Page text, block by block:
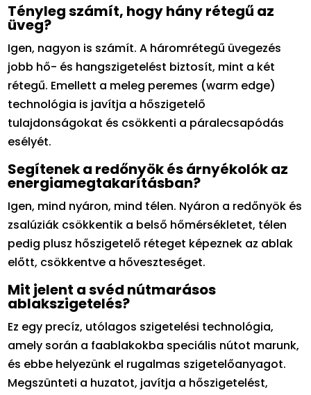
Tényleg számít, hogy hány rétegű az
üveg?
Igen, nagyon is számít. A háromrétegű üvegezés
jobb hő- és hangszigetelést biztosít, mint a két
rétegű. Emellett a meleg peremes (warm edge)
technológia is javítja a hőszigetelő
tulajdonságokat és csökkenti a páralecsapódás
esélyét.
Segítenek a redőnyök és árnyékolók az
energiamegtakarításban?
Igen, mind nyáron, mind télen. Nyáron a redőnyök és
zsalúziák csökkentik a belső hőmérsékletet, télen
pedig plusz hőszigetelő réteget képeznek az ablak
előtt, csökkentve a hőveszteséget.
Mit jelent a svéd nútmarásos
ablakszigetelés?
Ez egy precíz, utólagos szigetelési technológia,
amely során a faablakokba speciális nútot marunk,
és ebbe helyezünk el rugalmas szigetelőanyagot.
Megszünteti a huzatot, javítja a hőszigetelést,